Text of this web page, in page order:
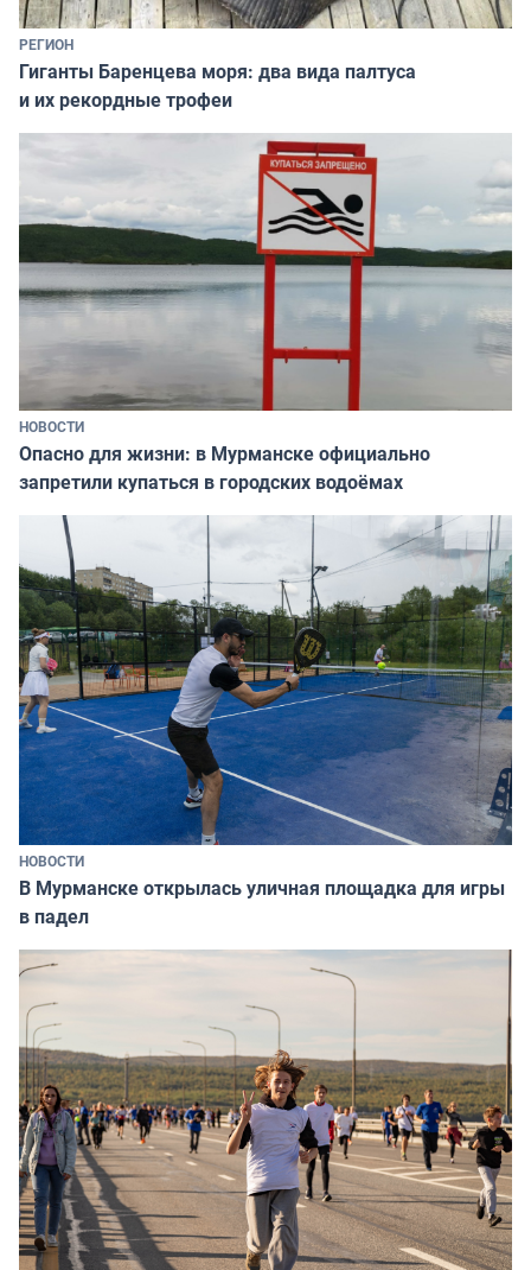
РЕГИОН
Гиганты Баренцева моря: два вида палтуса
и их рекордные трофеи
НОВОСТИ
Опасно для жизни: в Мурманске официально
запретили купаться в городских водоёмах
НОВОСТИ
В Мурманске открылась уличная площадка для игры
в падел